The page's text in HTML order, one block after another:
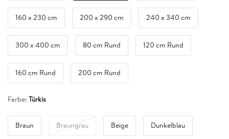
160 x 230 cm 200 x 290 cm 240 x 340 cm
300 x 400 cm 80 cm Rund 120 cm Rund
160 cm Rund 200 cm Rund
Farbe: Türkis
Braun Braungrau Beige Dunkelblau